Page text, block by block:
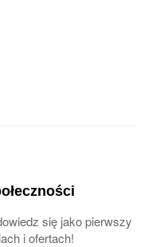
się jako pierwszy
i ofertach!